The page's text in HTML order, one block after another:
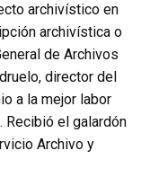
archivístico en
archivística o
de Archivos
director del
a la mejor labor
Recibió el galardón
Archivo y